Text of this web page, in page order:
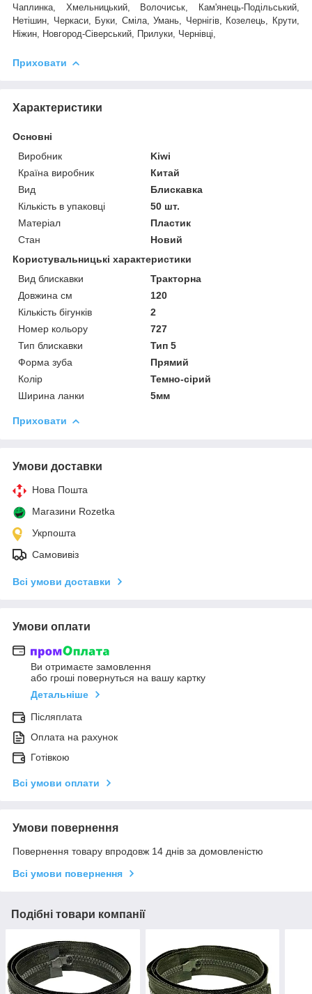
Чаплинка, Хмельницький, Волочиськ, Кам'янець-Подільський,
Нетішин, Черкаси, Буки, Сміла, Умань, Чернігів, Козелець, Крути,
Ніжин, Новгород-Сіверський, Прилуки, Чернівці,
Приховати
Характеристики
Основні
Виробник
Kiwi
Країна виробник
Китай
Вид
Блискавка
Кількість в упаковці
50 шт.
Матеріал
Пластик
Стан
Новий
Користувальницькі характеристики
Вид блискавки
Тракторна
Довжина см
120
Кількість бігунків
2
Номер кольору
727
Тип блискавки
Тип 5
Форма зуба
Прямий
Колір
Темно-сірий
Ширина ланки
5мм
Приховати
Умови доставки
Нова Пошта
Магазини Rozetka
Укрпошта
Самовивіз
Всі умови доставки
Умови оплати
Ви отримаєте замовлення
або гроші повернуться на вашу картку
Детальніше
Післяплата
Оплата на рахунок
Готівкою
Всі умови оплати
Умови повернення
Повернення товару впродовж 14 днів за домовленістю
Всі умови повернення
Подібні товари компанії